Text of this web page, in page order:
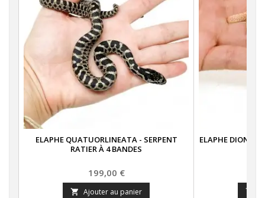
ELAPHE QUATUORLINEATA - SERPENT
RATIER À 4 BANDES
Prix
199,00 €
 Ajouter au panier
ELAPHE DIONE
